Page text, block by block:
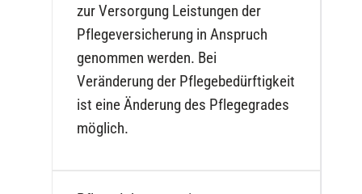
zur Versorgung Leistungen der
Pflegeversicherung in Anspruch
genommen werden. Bei
Veränderung der Pflegebedürftigkeit
ist eine Änderung des Pflegegrades
möglich.